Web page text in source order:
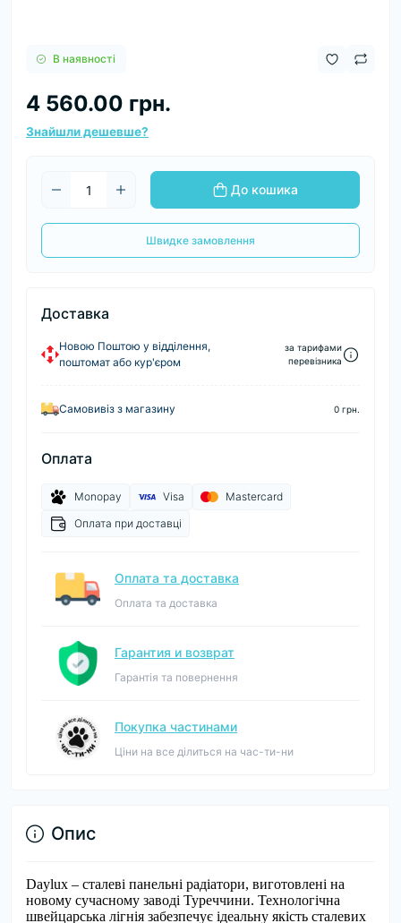
В наявності
4 560.00 грн.
Знайшли дешевше?
До кошика
Швидке замовлення
Доставка
Новою Поштою у відділення,
поштомат або кур'єром
за тарифами
перевізника
Самовивіз з магазину 0 грн.
Оплата
Monopay Visa
Mastercard
Оплата при доставці
Оплата та доставка
Оплата та доставка
Гарантия и возврат
Гарантія та повернення
Покупка частинами
Ціни на все ділиться на час-ти-ни
Опис
Daylux – сталеві панельні радіатори, виготовлені на
новому сучасному заводі Туреччини. Технологічна
швейцарська лігнія забезпечує ідеальну якість сталевих